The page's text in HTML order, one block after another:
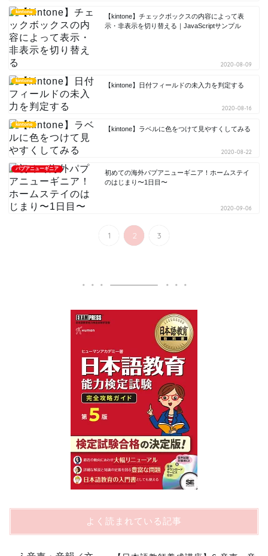
kintone
【kintone】チェックボックスの内容によって表
示・非表示を切り替える｜JavaScriptサンプル
2020-08-09
kintone
【kintone】日付フィールドの未入力を判定する
2020-08-16
kintone
【kintone】ラベルに色をつけて見やすくしてみる
2020-08-22
パプアニューギニア
初めての海外パプアニューギニア！ホームステイ
のはじまり〜1日目〜
2020-09-06
1 2 3
よく読まれている記事